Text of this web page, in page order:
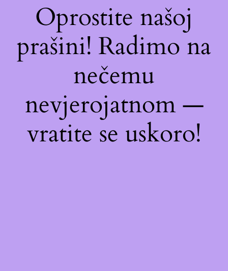
Oprostite našoj
prašini! Radimo na
nečemu
nevjerojatnom —
vratite se uskoro!